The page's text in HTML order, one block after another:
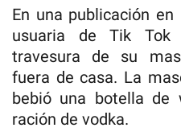
En una publicación
usuaria de Tik Tok
travesura de su
fuera de casa. La
bebió una botella de
ración de vodka.